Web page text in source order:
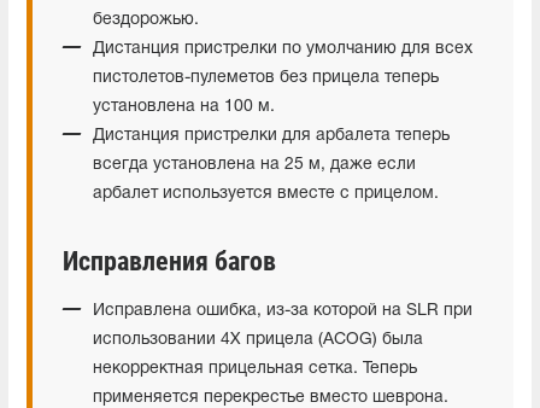
бездорожью.
Дистанция пристрелки по умолчанию для всех
пистолетов-пулеметов без прицела теперь
установлена на 100 м.
Дистанция пристрелки для арбалета теперь
всегда установлена на 25 м, даже если
арбалет используется вместе с прицелом.
Исправления багов
Исправлена ошибка, из-за которой на SLR при
использовании 4Х прицела (ACOG) была
некорректная прицельная сетка. Теперь
применяется перекрестье вместо шеврона.